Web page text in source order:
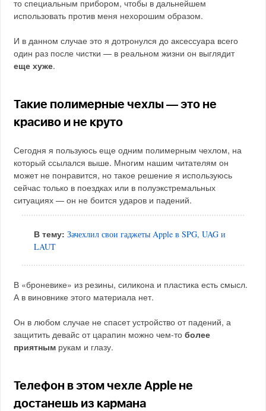
то специальным прибором, чтобы в дальнейшем
использовать против меня нехорошим образом.
И в данном случае это я дотронулся до аксессуара всего
один раз после чистки — в реальном жизни он выглядит
еще хуже.
Такие полимерные чехлы — это не
красиво и не круто
Сегодня я пользуюсь еще одним полимерным чехлом, на
который ссылался выше. Многим нашим читателям он
может не понравится, но такое решение я используюсь
сейчас только в поездках или в полуэкстремальных
ситуациях — он не боится ударов и падений.
В тему: Зачехлил свои гаджеты Apple в SPG, UAG и
LAUT
В «броневике» из резины, силикона и пластика есть смысл.
А в виновнике этого материала нет.
Он в любом случае не спасет устройство от падений, а
защитить девайс от царапин можно чем-тоболее
приятным рукам и глазу.
Телефон в этом чехле Apple не
достанешь из кармана